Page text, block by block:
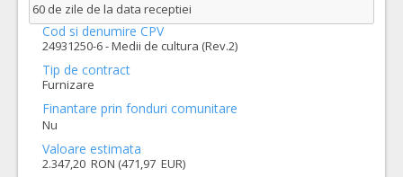
60 de zile de la data receptiei
Cod si denumire CPV
24931250-6 - Medii de cultura (Rev.2)
Tip de contract
Furnizare
Finantare prin fonduri comunitare
Nu
Valoare estimata
2.347,20 RON (471,97 EUR)